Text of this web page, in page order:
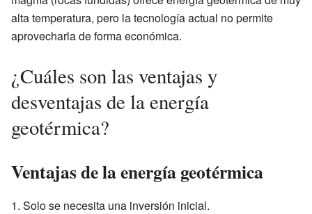
alta temperatura, pero la tecnología actual no permite
aprovecharla de forma económica.
¿Cuáles son las ventajas y
desventajas de la energía
geotérmica?
Ventajas de la energía geotérmica
Solo se necesita una inversión inicial.